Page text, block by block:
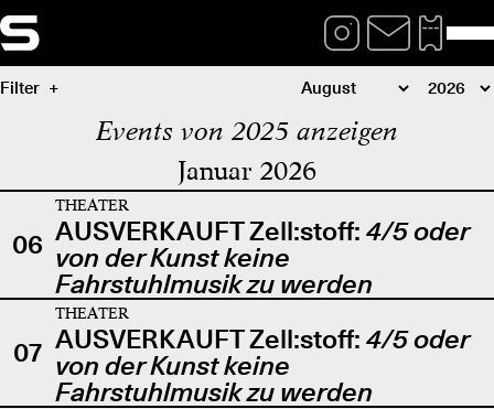
Filter
Events von 2025 anzeigen
Januar 2026
06
THEATER
AUSVERKAUFT Zell:stoff: 4/5 oder
von der Kunst keine
Fahrstuhlmusik zu werden
07
THEATER
AUSVERKAUFT Zell:stoff: 4/5 oder
von der Kunst keine
Fahrstuhlmusik zu werden